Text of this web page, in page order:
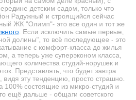
детским садом, только что
Радужный и строящийся сейчас
ЖК "Олимп"- это все один и тот же
. Если исключить самые первые,
долины", то всё последующее - это
с комфорт-класса до жилья
а теперь уже суперэконом класса,
количества студий-норушек и
Представлять, что будет завтра
эту тенденцию, просто страшно.
100% состоящие из микро-студий и
ещё дальше - общаги советского